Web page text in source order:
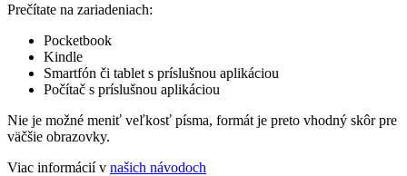
Prečítate na zariadeniach:
Pocketbook
Kindle
Smartfón či tablet s príslušnou aplikáciou
Počítač s príslušnou aplikáciou
Nie je možné meniť veľkosť písma, formát je preto vhodný skôr pre
väčšie obrazovky.
Viac informácií v našich návodoch